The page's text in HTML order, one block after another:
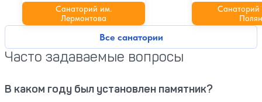
Все санатории
Санаторий им.
Лермонтова
Санаторий
Часто задаваемые вопросы
В каком году был установлен памятник?